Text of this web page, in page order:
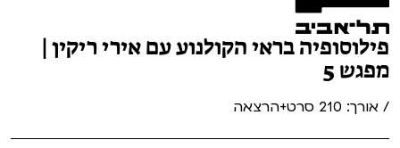
פילוסופיה בראי הקולנוע עם אירי ריקין |
מפגש 5
/ אורך: 210 סרט+הרצאה